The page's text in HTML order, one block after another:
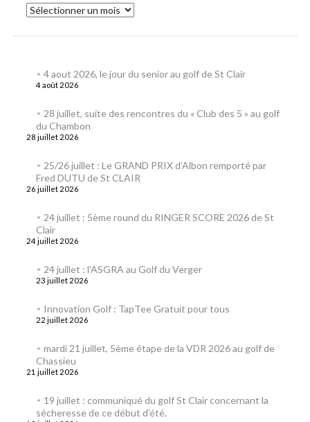
4 aout 2026, le jour du senior au golf de St Clair
4 août 2026
28 juillet, suite des rencontres du « Club des 5 » au golf
du Chambon
28 juillet 2026
25/26 juillet : Le GRAND PRIX d’Albon remporté par
Fred DUTU de St CLAIR
26 juillet 2026
24 juillet : 5ème round du RINGER SCORE 2026 de St
Clair
24 juillet 2026
24 juillet : l’ASGRA au Golf du Verger
23 juillet 2026
Innovation Golf : TapTee Gratuit pour tous
22 juillet 2026
mardi 21 juillet, 5ème étape de la VDR 2026 au golf de
Chassieu
21 juillet 2026
19 juillet : communiqué du golf St Clair concernant la
sécheresse de ce début d’été.